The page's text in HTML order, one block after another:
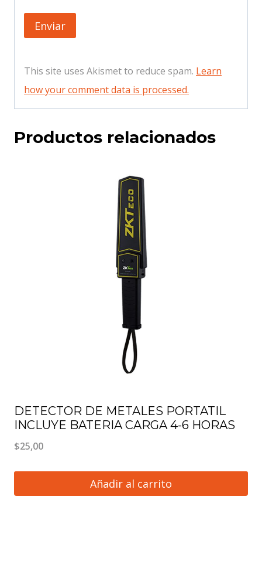
This site uses Akismet to reduce spam. Learn
how your comment data is processed.
Productos relacionados
DETECTOR DE METALES PORTATIL
INCLUYE BATERIA CARGA 4-6 HORAS
$25,00
Añadir al carrito